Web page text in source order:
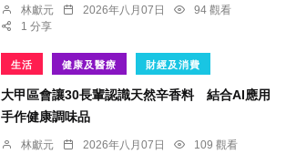
林獻元 2026年八月07日
94 觀看
1 分享
生活 健康及醫療 財經及消費
大甲區會讓30長輩認識天然辛香料 結合AI應用
手作健康調味品
林獻元 2026年八月07日
109 觀看